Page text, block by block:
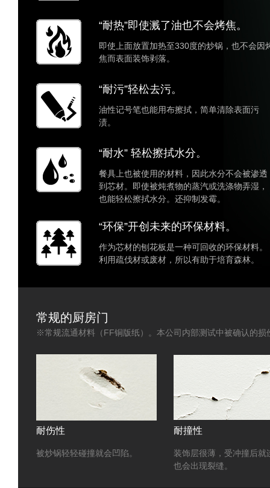
“耐热”即使溅了油也不会烤焦。
即使上面放置加热至330度的炒锅，也不会因
焦而表面装饰剥落。
“耐污”轻松去污。
油性记号笔也能用布擦拭，简单清除表面污
渍。
“耐水” 轻松擦拭水分。
餐具上也被使用的材料，因此水分不会被渗透
到芯材。即使被炖煮物的蒸汽或洗涤物弄湿，
也能轻松擦拭水分。还抑制发霉。
“环保”开创未来的环保材料。
作为芯材的刨花板是一种可回收的环保材料。
利用疏伐材或废材，所以有助于培育森林。
常规的厨房门
※常规流通材料（FF铜版纸）。本公司内部测试中被确认的损
耐伤性
被炒锅轻轻碰撞就会凹陷。
耐撞性
装饰层很薄，受冲撞后就
也会出现裂缝。